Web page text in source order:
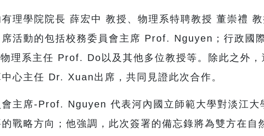
理學院院長 薛宏中 教授、物理系特聘教授 董崇禮
活動的包括校務委員會主席 Prof. Nguyen；行政國
理系主任 Prof. Do以及其他多位教授等。除此之外，
心主任 Dr. Xuan出席，共同見證此次合作。
主席-Prof. Nguyen 代表河內國立師範大學對淡江大
戰略方向；他強調，此次簽署的備忘錄將為雙方在自